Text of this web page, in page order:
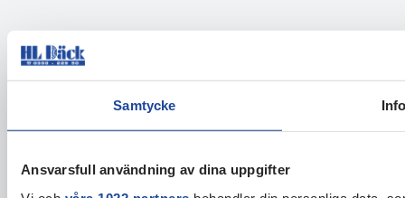
Samtycke
Ansvarsfull användning av dina uppgifter